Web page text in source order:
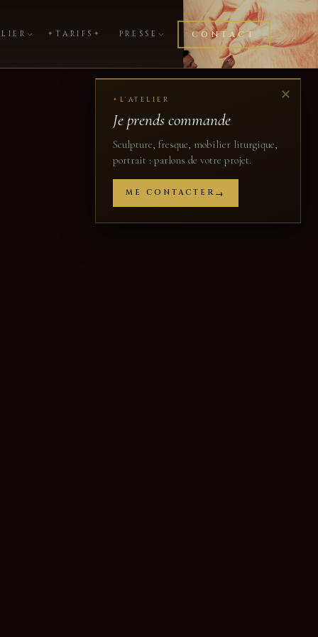
✕
✦ L'ATELIER
Je prends commande
Sculpture, fresque, mobilier liturgique,
portrait : parlons de votre projet.
ME CONTACTER
✦TARIFS ✦ PRESSE CONTACT